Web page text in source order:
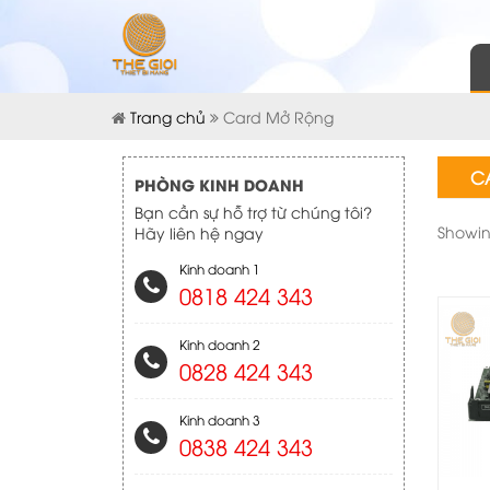
Trang chủ Card Mở Rộng
PHÒNG KINH DOANH
Bạn cần sự hỗ trợ từ chúng tôi?
Hãy liên hệ ngay
Kinh doanh 1
0818 424 343
Kinh doanh 2
0828 424 343
Kinh doanh 3
0838 424 343